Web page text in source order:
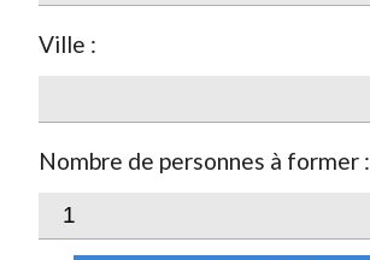
Ville :
Nombre de personnes à former :